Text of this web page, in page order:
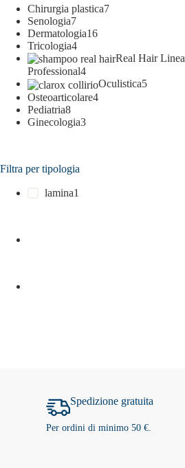
Chirurgia plastica7
Senologia7
Dermatologia16
Tricologia4
Real Hair Linea
Professional4
Oculistica5
Osteoarticolare4
Pediatria8
Ginecologia3
Filtra per tipologia
lamina1
Spedizione gratuita
Per ordini di minimo 50 €.